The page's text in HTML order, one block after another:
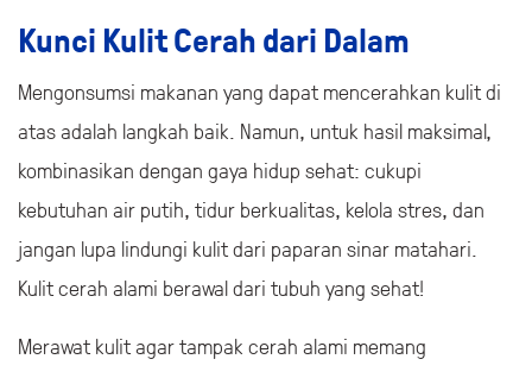
Kunci Kulit Cerah dari Dalam
Mengonsumsi makanan yang dapat mencerahkan kulit di
atas adalah langkah baik. Namun, untuk hasil maksimal,
kombinasikan dengan gaya hidup sehat: cukupi
kebutuhan air putih, tidur berkualitas, kelola stres, dan
jangan lupa lindungi kulit dari paparan sinar matahari.
Kulit cerah alami berawal dari tubuh yang sehat!
Merawat kulit agar tampak cerah alami memang